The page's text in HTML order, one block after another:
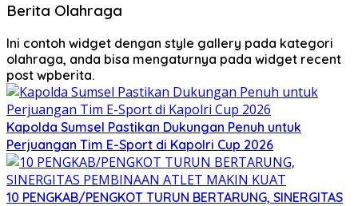
Berita Olahraga
Ini contoh widget dengan style gallery pada kategori
olahraga, anda bisa mengaturnya pada widget recent
post wpberita.
Kapolda Sumsel Pastikan Dukungan Penuh untuk
Perjuangan Tim E-Sport di Kapolri Cup 2026
10 PENGKAB/PENGKOT TURUN BERTARUNG, SINERGITAS